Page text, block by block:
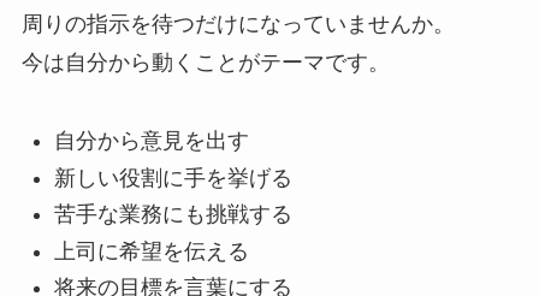
周りの指示を待つだけになっていませんか。
今は自分から動くことがテーマです。
自分から意見を出す
新しい役割に手を挙げる
苦手な業務にも挑戦する
上司に希望を伝える
将来の目標を言葉にする